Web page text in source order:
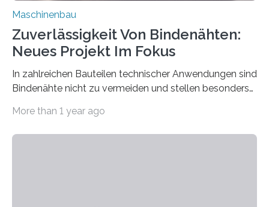
Maschinenbau
Zuverlässigkeit Von Bindenähten:
Neues Projekt Im Fokus
In zahlreichen Bauteilen technischer Anwendungen sind
Bindenähte nicht zu vermeiden und stellen besonders
Matrixmaterials eine große Herausforderung dar.
More than 1 year ago